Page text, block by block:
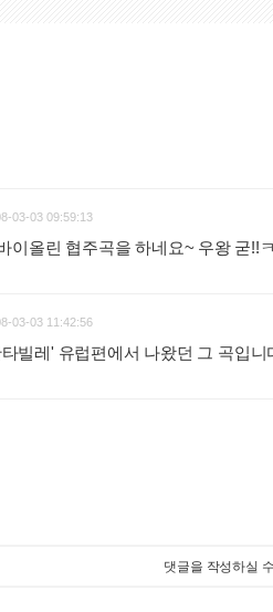
03-03 09:59:13
이올린 협주곡을 하네요~ 우왕 굳!!
03-03 11:42:56
빌레' 유럽편에서 나왔던 그 곡입
댓글을 작성하실